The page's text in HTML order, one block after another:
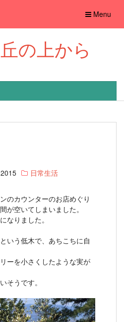
Toggle
Menu
の上から
日常生活
のカウンターのお店めぐり
が空いてしまいました。
なりました。
いう低木で、あちこちに自
ーを小さくしたような実が
そうです。